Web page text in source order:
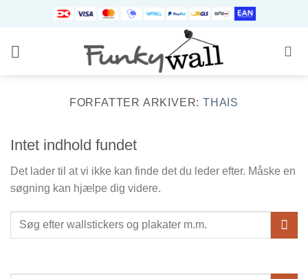
FORFATTER ARKIVER:THAIS
Intet indhold fundet
Det lader til at vi ikke kan finde det du leder efter. Måske en
søgning kan hjælpe dig videre.